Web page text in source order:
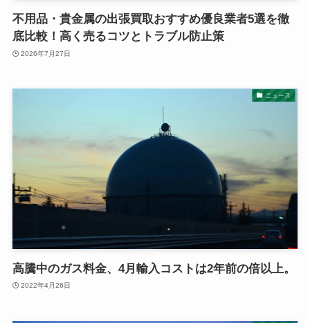
不用品・貴金属の出張買取おすすめ優良業者5選を徹
底比較！高く売るコツとトラブル防止策
2026年7月27日
ニュース
高騰中のガス料金、4月輸入コストは2年前の倍以上。
2022年4月26日